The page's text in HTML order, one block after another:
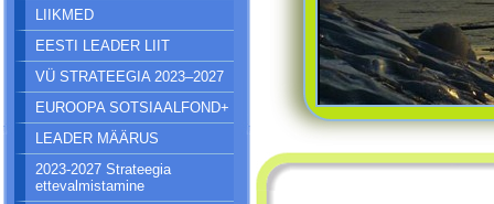
LIIKMED
EESTI LEADER LIIT
VÜ STRATEEGIA 2023–2027
EUROOPA SOTSIAALFOND+
LEADER MÄÄRUS
2023-2027 Strateegia
ettevalmistamine